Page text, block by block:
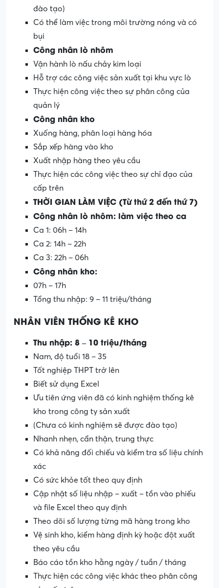
đào tạo)
Có thể làm việc trong môi trường nóng và có
bụi
Công nhân lò nhôm
Vận hành lò nấu chảy kim loại
Hỗ trợ các công việc sản xuất tại khu vực lò
Thực hiện công việc theo sự phân công của
quản lý
Công nhân kho
Xuống hàng, phân loại hàng hóa
Sắp xếp hàng vào kho
Xuất nhập hàng theo yêu cầu
Thực hiện các công việc theo sự chỉ đạo của
cấp trên
THỜI GIAN LÀM VIỆC (Từ thứ 2 đến thứ 7)
Công nhân lò nhôm: làm việc theo ca
Ca 1: 06h – 14h
Ca 2: 14h – 22h
Ca 3: 22h – 06h
Công nhân kho:
07h – 17h
Tổng thu nhập: 9 – 11 triệu/tháng
NHÂN VIÊN THỐNG KÊ KHO
Thu nhập: 8 – 10 triệu/tháng
Nam, độ tuổi 18 – 35
Tốt nghiệp THPT trở lên
Biết sử dụng Excel
Ưu tiên ứng viên đã có kinh nghiệm thống kê
kho trong công ty sản xuất
(Chưa có kinh nghiệm sẽ được đào tạo)
Nhanh nhẹn, cẩn thận, trung thực
Có khả năng đối chiếu và kiểm tra số liệu chính
xác
Có sức khỏe tốt theo quy định
Cập nhật số liệu nhập – xuất – tồn vào phiếu
và file Excel theo quy định
Theo dõi số lượng từng mã hàng trong kho
Vệ sinh kho, kiểm hàng định kỳ hoặc đột xuất
theo yêu cầu
Báo cáo tồn kho hằng ngày / tuần / tháng
Thực hiện các công việc khác theo phân công